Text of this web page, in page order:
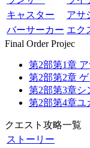
キャスター
アサ
バーサーカー エク
Final Order Projec
第2部第1章
第2部第2章
第2部第3章シ
第2部第4章ユ
クエスト攻略一覧
ストーリー